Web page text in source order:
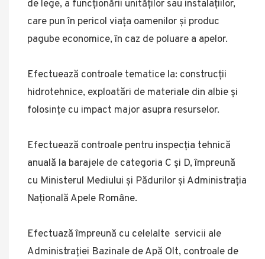
de lege, a funcţionării unităţilor sau instalaţiilor,
care pun în pericol viaţa oamenilor şi produc
pagube economice, în caz de poluare a apelor.
Efectuează controale tematice la: construcţii
hidrotehnice, exploatări de materiale din albie şi
folosinţe cu impact major asupra resurselor.
Efectuează controale pentru inspecţia tehnică
anuală la barajele de categoria C şi D, împreună
cu Ministerul Mediului şi Pădurilor şi Administraţia
Naţională Apele Române.
Efectuază împreună cu celelalte servicii ale
Administraţiei Bazinale de Apă Olt, controale de